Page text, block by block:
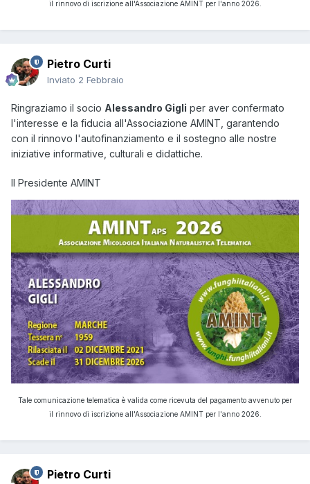
il rinnovo di iscrizione all'Associazione AMINT per l'anno 2026.
Pietro Curti
Inviato 2 Febbraio
Ringraziamo il socio Alessandro Gigli per aver confermato
l'interesse e la fiducia all'Associazione AMINT, garantendo
con il rinnovo l'autofinanziamento e il sostegno alle nostre
iniziative informative, culturali e didattiche.
Il Presidente AMINT
Tale comunicazione telematica è valida come ricevuta del pagamento avvenuto per
il rinnovo di iscrizione all'Associazione AMINT per l'anno 2026.
Pietro Curti